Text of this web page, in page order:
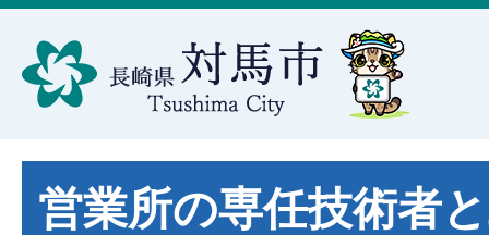
営業所の専任技術者